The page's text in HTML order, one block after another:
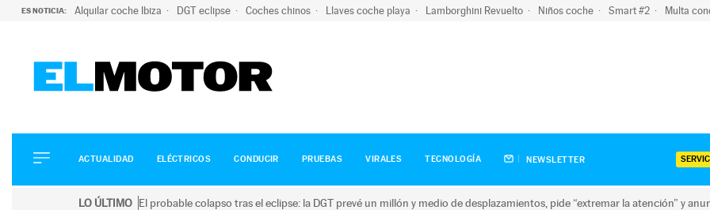
ES NOTICIA: Alquilar coche Ibiza DGT eclipse Coches chinos Llaves coche playa Lamborghini Revuelto Niños coche Smart #2 Multa
ELÉCTRICOS
CONDUCIR
ACTUALIDAD ELÉCTRICOS CONDUCIR PRUEBAS VIRALES TECNOLOGÍA NEWSLETTER
LO ÚLTIMO El probable colapso tras el eclipse: la DGT prevé un millón y medio de desplazamientos, pide “extremar la atención” y